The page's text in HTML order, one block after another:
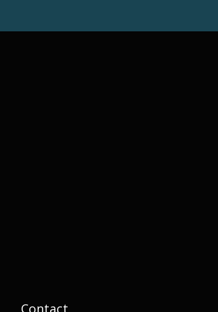
Contact